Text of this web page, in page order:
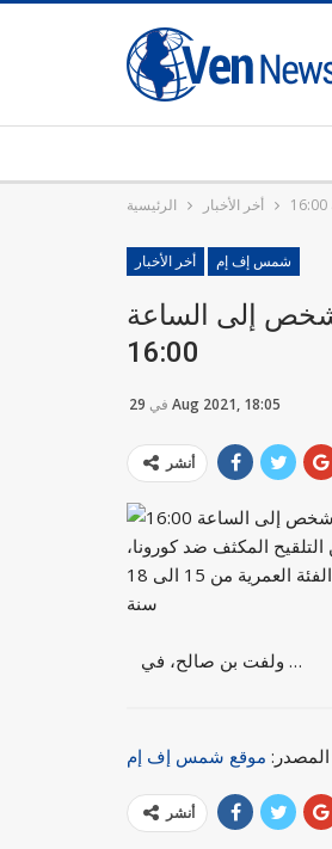
الرئيسية أخر الأخبار
أخر الأخبار شمس إف إم
المكثف: تطعيم أكثر من 270 ألف شخص إلى الساعة
16:00
في 29 Aug 2021, 18:05
أنشر
المكثف ضد كورونا،
تطعيم 270 الف و705 شخص الى حدود الساعة الرابعة بعد الزوال منهم 5ر18 بالمائة من الفئة العمرية من 15 الى 18
سنة
ولفت بن صالح، في …
موقع شمس إف إم
أنشر